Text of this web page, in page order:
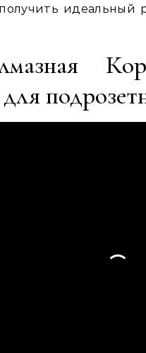
идеальный